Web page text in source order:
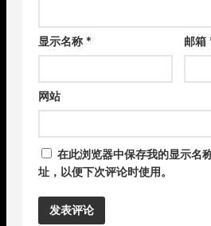
显示名称 * 邮箱
网站
在此浏览器中保存我的显示名
址，以便下次评论时使用。